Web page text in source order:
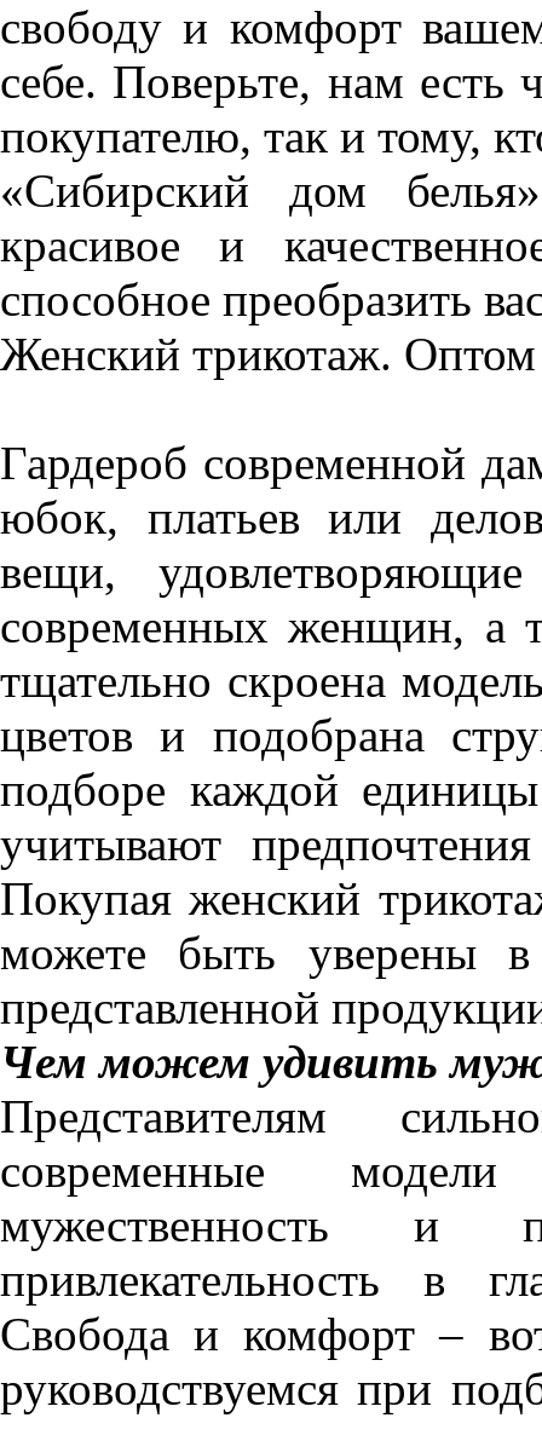
свободу и комфорт
себе. Поверьте, нам есть
покупателю, так и тому,
«Сибирский дом
красивое и
способное преобразить
Женский трикотаж.
Гардероб современной
юбок, платьев или
вещи,
современных женщин, а
тщательно скроена
цветов и подобрана
подборе каждой
учитывают
Покупая женский
можете быть уверены в
представленной
Чем можем удивить
Представителям
современные
мужественность и
привлекательность в
Свобода и комфорт –
руководствуемся при